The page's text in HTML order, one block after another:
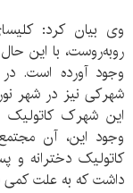
وی بیان کرد:
روبه‌روست، با این
شهرکی نیز در شهر
این شهرک کاتولیک
وجود این، آن
کاتولیک دخترانه و
داشت که به علت